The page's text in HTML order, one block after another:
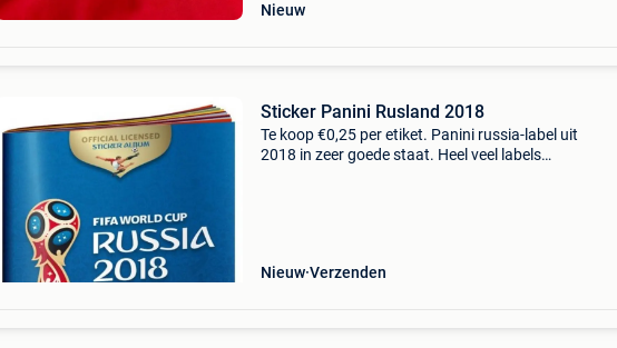
Nieuw
Sticker Panini Rusland 2018
Te koop €0,25 per etiket. Panini russia-label uit
2018 in zeer goede staat. Heel veel labels
Nieuw Verzenden